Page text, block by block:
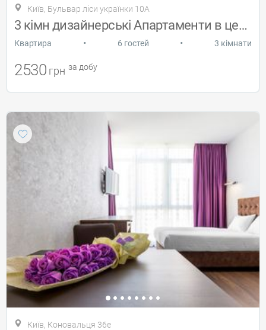
Київ, Бульвар ліси українки 10А
3 кімн дизайнерські Апартаменти в центрі
Квартира • 6 гостей • 3 кімнати
2530 грн за добу
Київ, Коновальця 36е